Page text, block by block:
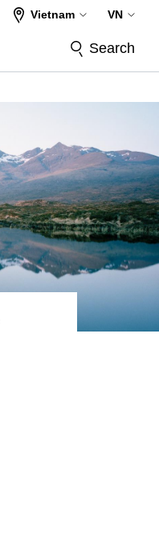
Vietnam VN
Search